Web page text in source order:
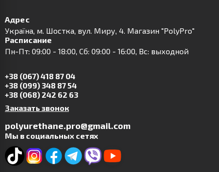
Адрес
Українa, м. Шостка, вул. Миру, 4. Магазин "PolyPro"
Расписание
Пн-Пт: 09:00 - 18:00, Сб: 09:00 - 16:00, Вс: выходной
+38 (067) 418 87 04
+38 (099) 348 87 54
+38 (068) 242 62 63
Заказать звонок
polyurethane.pro@gmail.com
Мы в социальных сетях